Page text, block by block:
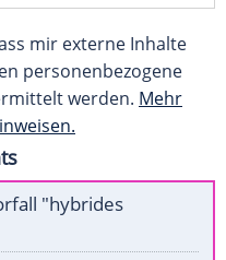
mir externe Inhalte
personenbezogene
werden. Mehr
"hybrides